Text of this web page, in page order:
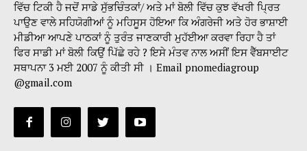
ਵਿੱਚ ਟਿਕੀ ਹੈ ਜਦੋਂ ਸਾਡੇ ਸੁੱਭਚਿੰਤਕਾਂ/ ਅਤੇ ਮਾਂ ਬੋਲੀ ਵਿੱਚ ਕੁਝ ਵੱਖਰੀ ਪ੍ਰਿਤ
ਪਾਉਣ ਵਾਲੇ ਸਹਿਯੋਗੀਆਂ ਨੂੰ ਮਹਿਸੂਸ ਹੋਇਆ ਕਿ ਅੰਗਰੇਜੀ ਅਤੇ ਹੋਰ ਭਾਸ਼ਾਈ
ਮੀਡੀਆ ਆਪਣੇ ਪਾਠਕਾਂ ਨੂੰ ਤੁਰੰਤ ਜਾਣਕਾਰੀ ਮੁਹੱਈਆ ਕਰਵਾ ਰਿਹਾ ਹੈ ਤਾਂ
ਫਿਰ ਸਾਡੀ ਮਾਂ ਬੋਲੀ ਕਿਉਂ ਪਿੱਛੇ ਰਹੇ ? ਇਸੇ ਮੰਤਵ ਨਾਲ ਅਸੀਂ ਇਸ ਵੈੱਬਸਾਈਟ
ਸਥਾਪਨਾ 3 ਮਈ 2007 ਨੂੰ ਕੀਤੀ ਸੀ । Email pnomediagroup
@gmail.com